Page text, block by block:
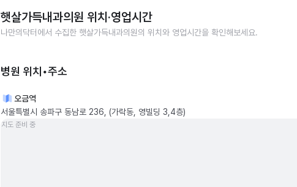
햇살가득내과의원 위치·영업시간
나만의닥터에서 수집한 햇살가득내과의원의 위치와 영업시간을 확인해보세요.
병원 위치•주소
오금역
서울특별시 송파구 동남로 236, (가락동, 영빌딩 3,4층)
지도 준비 중